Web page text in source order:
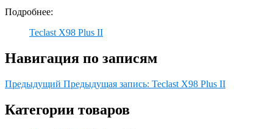
Подробнее:
Teclast X98 Plus II
Навигация по записям
Предыдущий Предыдущая запись: Teclast X98 Plus II
Категории товаров